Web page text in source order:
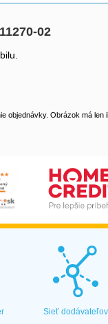
02
objednávky. Obrázok má len
Sieť dodávateľov